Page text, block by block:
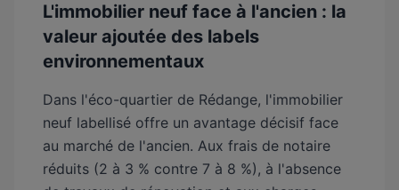
L'immobilier neuf face à l'ancien : la
valeur ajoutée des labels
environnementaux
Dans l'éco-quartier de Rédange, l'immobilier
neuf labellisé offre un avantage décisif face
au marché de l'ancien. Aux frais de notaire
réduits (2 à 3 % contre 7 à 8 %), à l'absence